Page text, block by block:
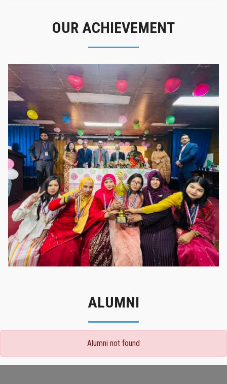
OUR ACHIEVEMENT
গৌরবের মুহূর্ত
গৌরবের মুহূর্ত
ALUMNI
Alumni not found